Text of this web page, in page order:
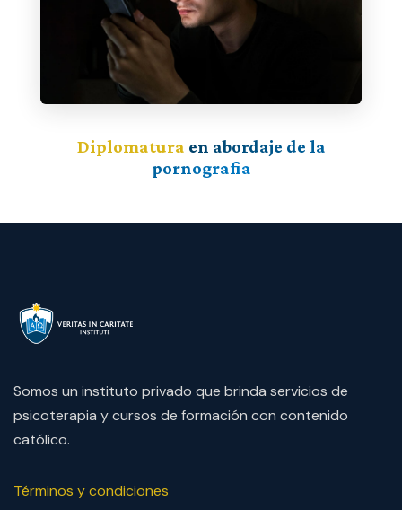
Diplomatura en abordaje de la
pornografia
Somos un instituto privado que brinda servicios de
psicoterapia y cursos de formación con contenido
católico.
Términos y condiciones